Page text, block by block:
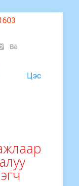
Цэс